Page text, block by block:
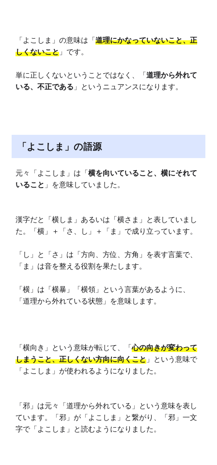
「よこしま」の意味は「道理にかなっていないこと、正
しくないこと 」です。
単に正しくないということではなく、「道理から外れて
いる、不正である 」というニュアンスになります。
「よこしま」の語源
元々「よこしま」は「横を向いていること、横にそれて
いること 」を意味していました。
漢字だと「横しま」あるいは「横さま」と表していまし
た。「横」＋「さ、し」＋「ま」で成り立っています。
「し」と「さ」は「方向、方位、方角」を表す言葉で、
「ま」は音を整える役割を果たします。
「横」は「横暴」「横領」という言葉があるように、
「道理から外れている状態」を意味します。
「横向き」という意味が転じて、「心の向きが変わって
しまうこと、正しくない方向に向くこと 」という意味で
「よこしま」が使われるようになりました。
「邪」は元々「道理から外れている」という意味を表し
ています。「邪」が「よこしま」と繋がり、「邪」一文
字で「よこしま」と読むようになりました。